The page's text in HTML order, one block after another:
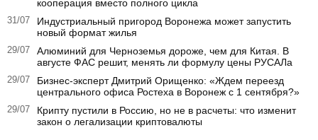
кооперация вместо полного цикла
31/07
Индустриальный пригород Воронежа может запустить
новый формат жилья
29/07
Алюминий для Черноземья дороже, чем для Китая. В
августе ФАС решит, менять ли формулу цены РУСАЛа
29/07
Бизнес-эксперт Дмитрий Орищенко: «Ждем переезд
центрального офиса Ростеха в Воронеж с 1 сентября?»
29/07
Крипту пустили в Россию, но не в расчеты: что изменит
закон о легализации криптовалюты